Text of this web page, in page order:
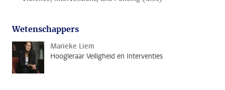
Wetenschappers
Marieke Liem
Hoogleraar Veiligheid en Interventies